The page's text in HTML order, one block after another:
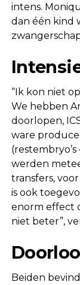
intens.
dan één kind
“Ik kon niet
We hebben
doorlopen,
ware
werden
transfers,
is ook
enorm effect
niet beter”,
Beiden